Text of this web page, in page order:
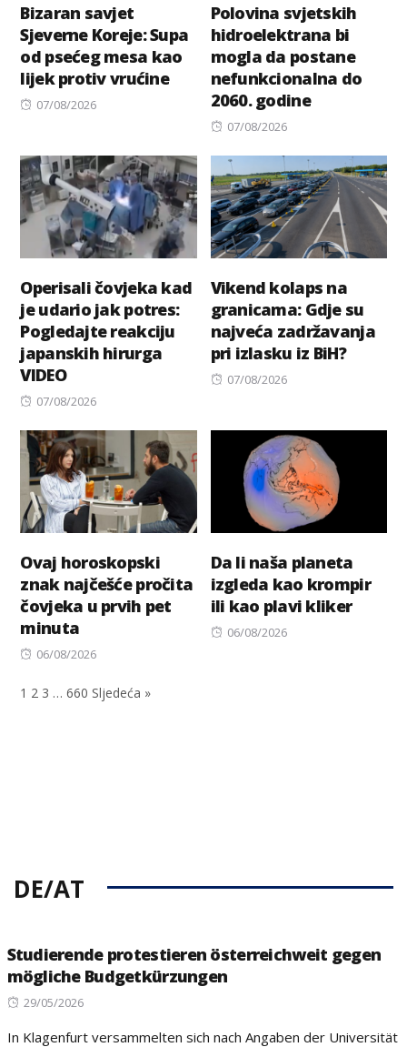
Bizaran savjet
Sjeverne Koreje: Supa
od psećeg mesa kao
lijek protiv vrućine
Posted
07/08/2026
Polovina svjetskih
hidroelektrana bi
mogla da postane
nefunkcionalna do
2060. godine
Posted
07/08/2026
Operisali čovjeka kad
je udario jak potres:
Pogledajte reakciju
japanskih hirurga
VIDEO
Posted
07/08/2026
Vikend kolaps na
granicama: Gdje su
najveća zadržavanja
pri izlasku iz BiH?
Posted
07/08/2026
Ovaj horoskopski
znak najčešće pročita
čovjeka u prvih pet
minuta
Posted
06/08/2026
Da li naša planeta
izgleda kao krompir
ili kao plavi kliker
Posted
06/08/2026
1 2 3 … 660 Sljedeća »
DE/AT
Studierende protestieren österreichweit gegen
mögliche Budgetkürzungen
Posted
29/05/2026
In Klagenfurt versammelten sich nach Angaben der Universität